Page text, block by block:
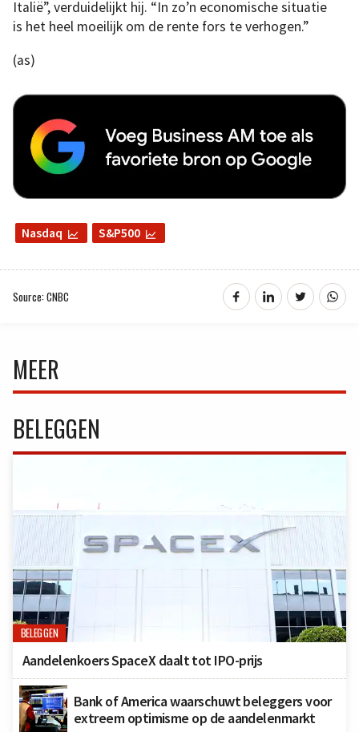
Italië”, verduidelijkt hij. “In zo’n economische situatie
is het heel moeilijk om de rente fors te verhogen.”
(as)
Nasdaq S&P500
Source: CNBC
MEER
BELEGGEN
BELEGGEN
Aandelenkoers SpaceX daalt tot IPO-prijs
Bank of America waarschuwt beleggers voor
extreem optimisme op de aandelenmarkt